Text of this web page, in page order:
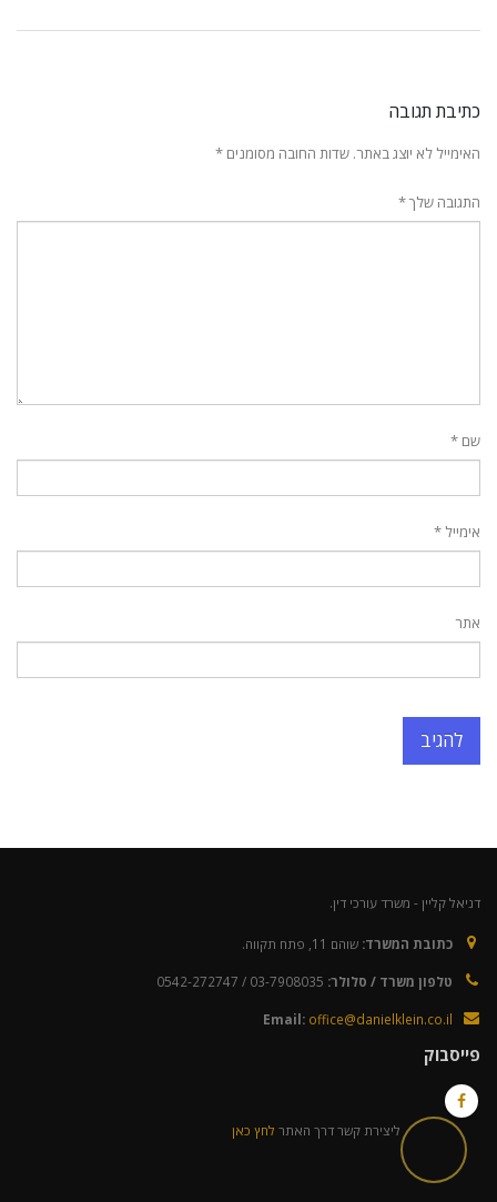
כתיבת תגובה
האימייל לא יוצג באתר. שדות החובה מסומנים *
התגובה שלך*
שם *
אימייל *
אתר
דניאל קליין - משרד עורכי דין.
כתובת המשרד: שוהם 11, פתח תקווה.
טלפון משרד / סלולר: 03-7908035 / 0542-272747
Email: office@danielklein.co.il
פייסבוק
ליצירת קשר דרך האתר לחץ כאן